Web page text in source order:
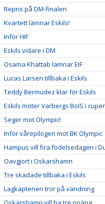
Repris på DM-finalen
Kvartett lämnar Eskils!
Inför HIF
Eskils vidare i DM
Osama Khattab lämnar EIF
Lucas Larsen tillbaka i Eskils
Teddy Bermudez klar för Eskils
Eskils möter Varbergs BoIS i
Seger mot Olympic!
Inför vårepilogen mot BK Olympic
Hampus vill fira födelsedagen i
Oavgjort i Oskarshamn
Tre skadade tillbaka i Eskils
Lagkaptenen tror på vändning